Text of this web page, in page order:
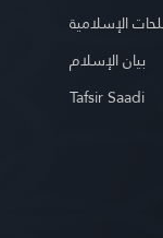
الإسلامية
بيان الإسلام
Tafsir Saadi